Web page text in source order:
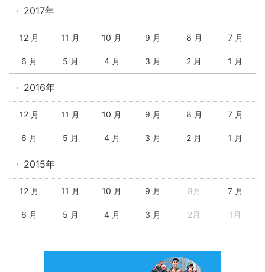
2017年
12 月 11 月 10 月 9 月 8 月 7 月
6 月 5 月 4 月 3 月 2 月 1 月
2016年
12 月 11 月 10 月 9 月 8 月 7 月
6 月 5 月 4 月 3 月 2 月 1 月
2015年
12 月 11 月 10 月 9 月 8月 7 月
6 月 5 月 4 月 3 月 2月 1月